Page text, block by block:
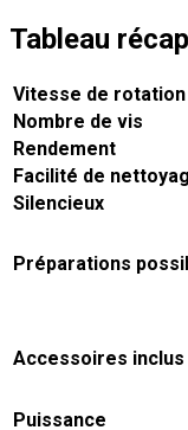
Tableau
Vitesse de rotation
Nombre de vis
Rendement
Facilité de
Silencieux
Préparations
Accessoires inclus
Puissance